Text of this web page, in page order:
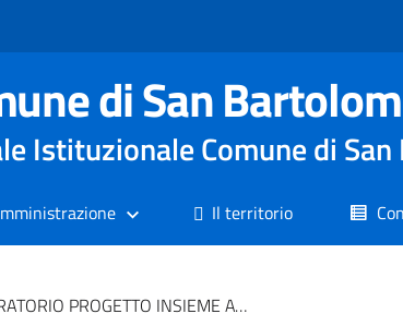
di San
Istituzionale Comune di
Il territorio
PROGETTO INSIEME ATTIVA-MENTE